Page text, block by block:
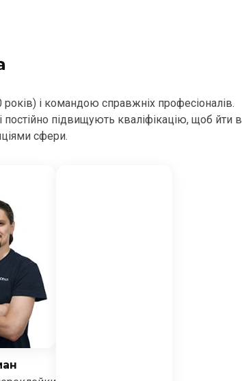
і командою справжніх професіоналів.
підвищують кваліфікацію, щоб йти в
сфери.